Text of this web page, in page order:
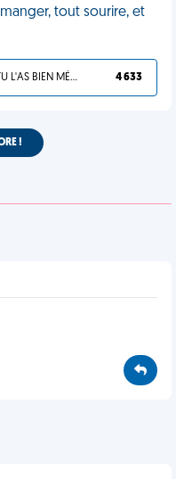
tout sourire, et
TU L'AS BIEN MÉRITÉ 4 633
!